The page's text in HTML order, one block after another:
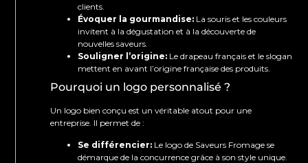
clients.
Évoquer la gourmandise: La souris et les couleurs
invitent à la dégustation et à la découverte de
nouvelles saveurs.
Souligner l’origine: Le drapeau français et le slogan
mettent en avant l’origine française des produits.
Pourquoi un logo personnalisé ?
Un logo bien conçu est un véritable atout pour une
entreprise. Il permet de :
Se différencier: Le logo de Saveurs Fromage se
démarque de la concurrence grâce à son style unique.